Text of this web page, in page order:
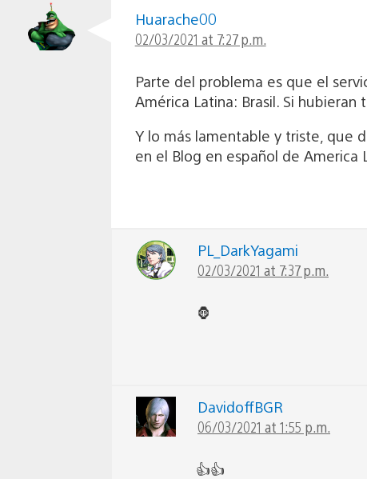
Huarache00
02/03/2021 at 7:27 p.m.
Parte del problema es que el
América Latina: Brasil. Si
Y lo más lamentable y triste, que
en el Blog en español de America
PL_DarkYagami
02/03/2021 at 7:37 p.m.
🦍
DavidoffBGR
06/03/2021 at 1:55 p.m.
👍👍